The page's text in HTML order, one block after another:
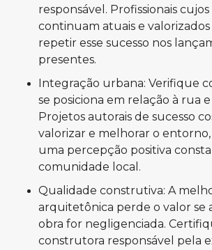
responsável. Profissionais
continuam atuais e
repetir esse sucesso nos
presentes.
Integração urbana: Verifique
se posiciona em relação à rua
Projetos autorais de sucesso
valorizar e melhorar o
uma percepção positiva
comunidade local.
Qualidade construtiva: A
arquitetônica perde o valor se
obra for negligenciada.
construtora responsável pela